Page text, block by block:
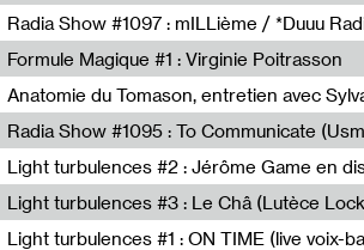
Sophie Auger-Grappin
Radia Show #1097 : mILLième / *Duuu
Formule Magique #1 : Virginie Poitrasson
Nathalie Lacroix,Virginie Poitrasson
Loraine Baud,Sylvain Cardonnel
Usmaradio
Lutèce Lockness